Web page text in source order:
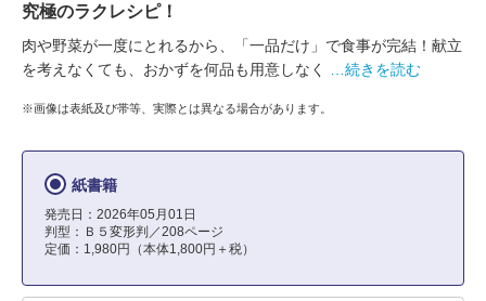
究極のラクレシピ！
肉や野菜が一度にとれるから、「一品だけ」で食事が完結！献立
を考えなくても、おかずを何品も用意しなく
…続きを読む
※画像は表紙及び帯等、実際とは異なる場合があります。
紙書籍
発売日：2026年05月01日
判型：Ｂ５変形判／208ページ
定価：1,980円（本体1,800円＋税）